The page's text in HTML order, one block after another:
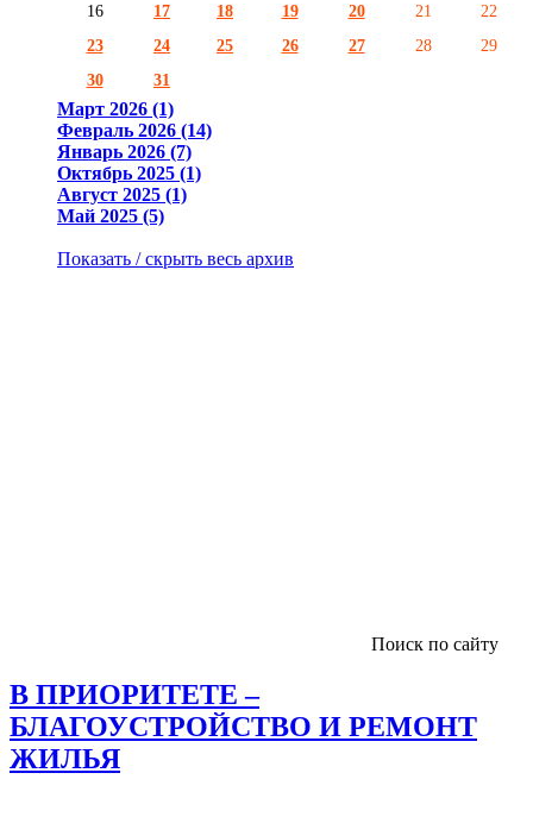
16
17 18 19 20 21
22
23
24 25 26 27 28
29
30
31
Март 2026 (1)
Февраль 2026 (14)
Январь 2026 (7)
Октябрь 2025 (1)
Август 2025 (1)
Май 2025 (5)
Показать / скрыть весь архив
Поиск по сайту
В ПРИОРИТЕТЕ –
БЛАГОУСТРОЙСТВО И РЕМОНТ
ЖИЛЬЯ